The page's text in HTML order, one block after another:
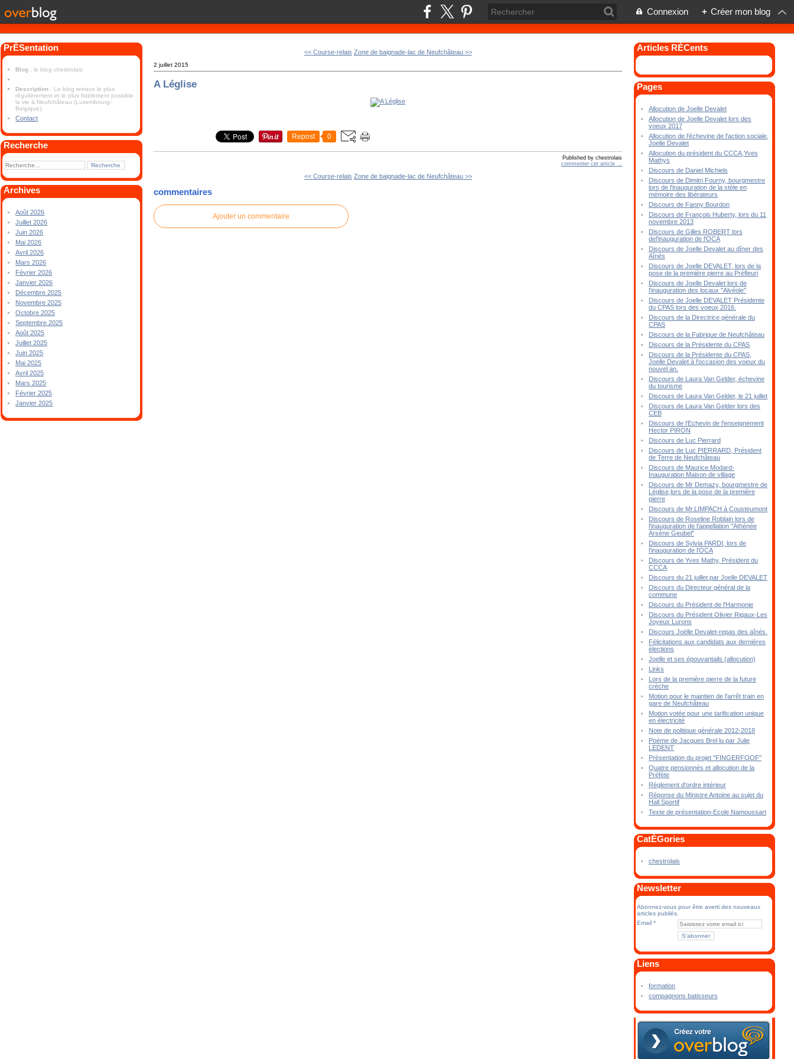
Connexion + Créer mon blog
PrÉSentation
Blog : le blog chestrolais
Description : Le blog retrace le plus
régulièrement et le plus fidèlement possible
la vie à Neufchâteau (Luxembourg-
Belgique).
Contact
Recherche
Archives
Août 2026
Juillet 2026
Juin 2026
Mai 2026
Avril 2026
Mars 2026
Février 2026
Janvier 2026
Décembre 2025
Novembre 2025
Octobre 2025
Septembre 2025
Août 2025
Juillet 2025
Juin 2025
Mai 2025
Avril 2025
Mars 2025
Février 2025
Janvier 2025
<< Course-relais Zone de baignade-lac de Neufchâteau >>
2 juillet 2015
A Léglise
Repost 0
Published by chestrolais
commenter cet article
<< Course-relais Zone de baignade-lac de Neufchâteau >>
commentaires
Ajouter un commentaire
Articles RÉCents
Pages
Allocution de Joelle Devalet
Allocution de Joelle Devalet lors des
voeux 2017
Allocution de l'échevine de l'action sociale,
Joelle Devalet
Allocution du président du CCCA,Yves
Mathys
Discours de Daniel Michiels
Discours de Dimitri Fourny, bourgmestre
lors de l'inauguration de la stèle en
mémoire des libérateurs
Discours de Fanny Bourdon
Discours de François Huberty, lors du 11
novembre 2013
Discours de Gilles ROBERT lors
del'inauguration de l'OCA
Discours de Joelle Devalet au dîner des
Aînés
Discours de Joelle DEVALET, lors de la
pose de la première pierre au Préfleuri
Discours de Joelle Devalet lors de
l'inauguration des locaux "Alvéole"
Discours de Joelle DEVALET Présidente
du CPAS lors des voeux 2016.
Discours de la Directrice générale du
CPAS
Discours de la Fabrique de Neufchâteau
Discours de la Présidente du CPAS
Discours de la Présidente du CPAS,
Joelle Devalet à l'occasion des voeux du
nouvel an.
Discours de Laura Van Gelder, échevine
du tourisme
Discours de Laura Van Gelder, le 21 juillet
Discours de Laura Van Gelder lors des
CEB
Discours de l'Echevin de l'enseignement
Hector PIRON
Discours de Luc Pierrard
Discours de Luc PIERRARD, Président
de Terre de Neufchâteau
Discours de Maurice Modard-
Inauguration Maison de village
Discours de Mr Demazy, bourgmestre de
Léglise,lors de la pose de la première
pierre
Discours de Mr.LIMPACH à Cousteumont
Discours de Roseline Roblain lors de
l'inauguration de l'appellation "Athénée
Arsène Geubel"
Discours de Sylvia PARDI, lors de
l'inauguration de l'OCA
Discours de Yves Mathy, Président du
CCCA
Discours du 21 juillet par Joelle DEVALET
Discours du Directeur général de la
commune
Discours du Président de l'Harmonie
Discours du Président Olivier Rigaux-Les
Joyeux Lurons
Discours Joëlle Devalet-repas des aînés.
Félicitations aux candidats aux dernières
élections
Joelle et ses épouvantails (allocution)
Links
Lors de la première pierre de la future
crèche
Motion pour le maintien de l'arrêt train en
gare de Neufchâteau
Motion votée pour une tarification unique
en électricité
Note de politique générale 2012-2018
Poème de Jacques Brel lu par Julie
LEDENT
Présentation du projet "FINGERFOOF"
Quatre pensionnés et allocution de la
Préfète
Réglement d'ordre intérieur
Réponse du Ministre Antoine au sujet du
Hall Sportif
Texte de présentation-Ecole Namoussart
CatÉGories
chestrolais
Newsletter
Abonnez-vous pour être averti des nouveaux
articles publiés.
Email
Liens
formation
compagnons batisseurs